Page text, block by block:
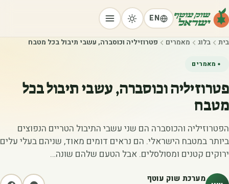
EN
בית בלוג מאמרים פטרוזיליה וכוסברה, עשבי תיבול בכל מטבח
מאמרים
פטרוזיליה וכוסברה, עשבי תיבול בכל
מטבח
הפטרוזיליה והכוסברה הם שני עשבי התיבול הטריים הנפוצים
ביותר במטבח הישראלי. הם נראים דומים מאוד, שניהם בעלי עלים
ירוקים קטנים ומסולסלים. אבל הטעם שלהם שונה…
מערכת שוק עוטף